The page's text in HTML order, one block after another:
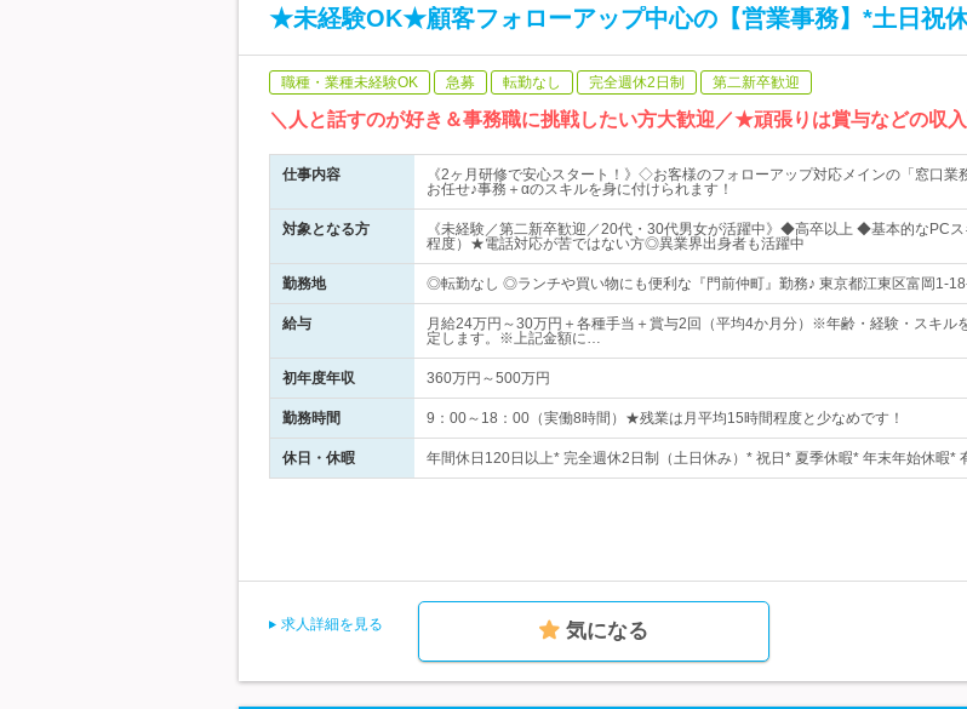
★未経験OK★顧客フォローアップ中心の【営業事務】*土日祝
職種・業種未経験OK 急募 転勤なし 完全週休2日制 第二新卒歓迎
＼人と話すのが好き＆事務職に挑戦したい方大歓迎／★頑張りは賞与などの収
仕事内容
《2ヶ月研修で安心スタート！》◇お客様のフォローアップ対応メインの「窓口業
お任せ♪事務＋αのスキルを身に付けられます！
対象となる方
《未経験／第二新卒歓迎／20代・30代男女が活躍中》◆高卒以上 ◆基本的なPC
程度）★電話対応が苦ではない方◎異業界出身者も活躍中
勤務地 ◎転勤なし ◎ランチや買い物にも便利な『門前仲町』勤務♪ 東京都江東区富岡1-
給与
月給24万円～30万円＋各種手当＋賞与2回（平均4か月分）※年齢・経験・スキル
定します。※上記金額に…
初年度年収 360万円～500万円
勤務時間 9：00～18：00（実働8時間）★残業は月平均15時間程度と少なめです！
休日・休暇 年間休日120日以上* 完全週休2日制（土日休み）* 祝日* 夏季休暇* 年末年始休暇*
求人詳細を見る 気になる